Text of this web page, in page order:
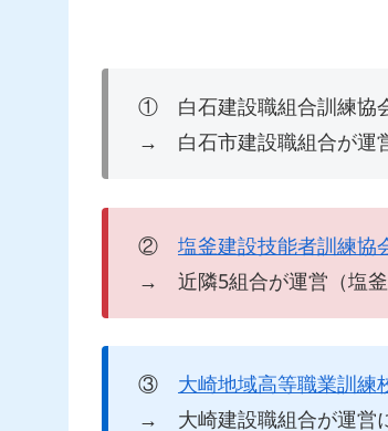
① 白石建設職組合訓練協
→ 白石市建設職組合が運
② 塩釜建設技能者訓練協
→ 近隣5組合が運営（塩釜
③ 大崎地域高等職業訓練
→ 大崎建設職組合が運営